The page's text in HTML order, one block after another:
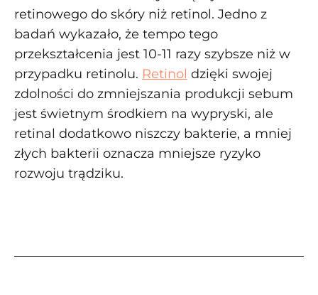
retinowego do skóry niż retinol. Jedno z
badań wykazało, że tempo tego
przekształcenia jest 10-11 razy szybsze niż w
przypadku retinolu. Retinol dzięki swojej
zdolności do zmniejszania produkcji sebum
jest świetnym środkiem na wypryski, ale
retinal dodatkowo niszczy bakterie, a mniej
złych bakterii oznacza mniejsze ryzyko
rozwoju trądziku.